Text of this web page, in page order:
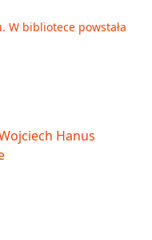
W bibliotece powstała